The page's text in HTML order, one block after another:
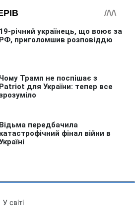
У світі